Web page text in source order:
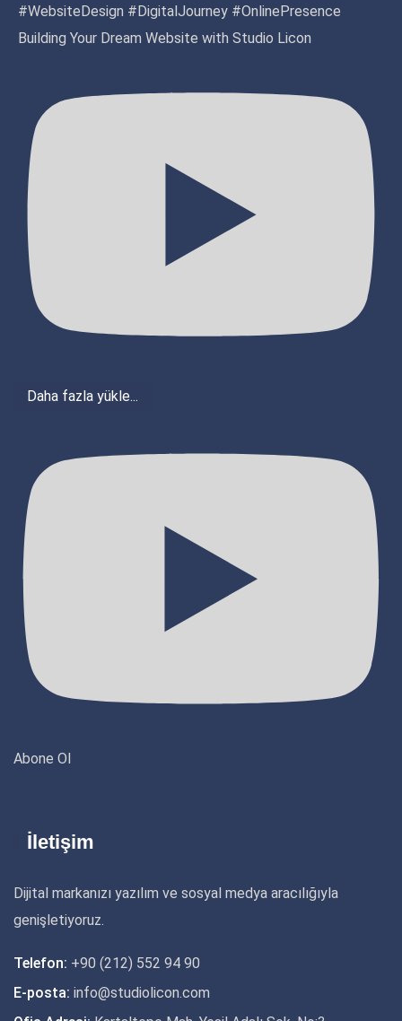
Building Your Dream Website with Studio Licon
Daha fazla yükle...
Abone Ol
İletişim
Dijital markanızı yazılım ve sosyal medya aracılığıyla
genişletiyoruz.
Telefon: +90 (212) 552 94 90
E-posta: info@studiolicon.com